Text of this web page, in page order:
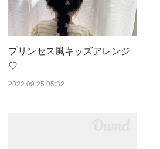
プリンセス風キッズアレンジ
♡
2022.09.25 05:32